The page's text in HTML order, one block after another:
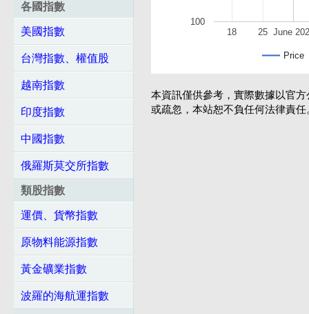
各國指數
美國指數
台灣指數、權值股
越南指數
印度指數
中國指數
俄羅斯莫交所指數
類股指數
運價、貨幣指數
原物料能源指數
黃金礦業指數
波羅的海航運指數
Price
June
18 25
100
本資訊僅供參考，實際數據以官
或疏忽，本站恕不負任何法律責任